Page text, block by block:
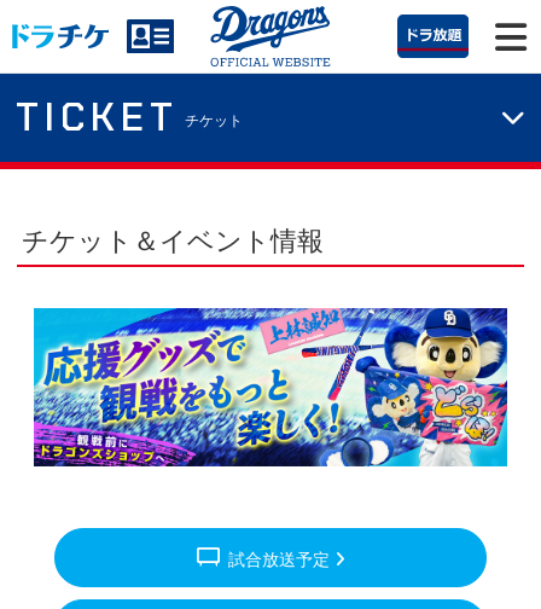
TICKET チケット
チケット＆イベント情報
tv_gen 試合放送予定